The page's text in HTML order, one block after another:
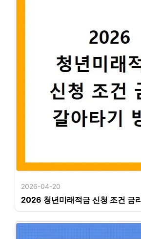
2026-04-20
2026 청년미래적금 신청 조건 금